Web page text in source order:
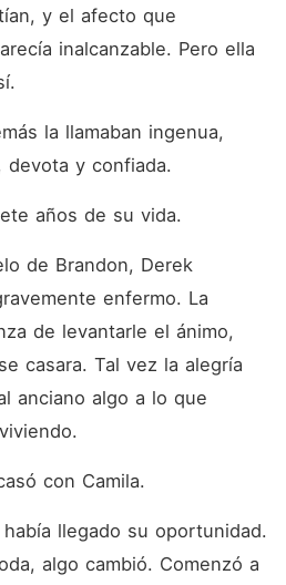
y el afecto que
inalcanzable. Pero ella
la llamaban ingenua,
devota y confiada.
años de su vida.
de Brandon, Derek
enfermo. La
de levantarle el ánimo,
casara. Tal vez la alegría
anciano algo a lo que
con Camila.
llegado su oportunidad.
algo cambió. Comenzó a